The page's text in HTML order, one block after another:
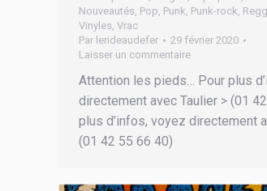
Nouveautés, Pop, Punk, Punk-rock,
Vinyles, Vrac
Par lerideaudefer
29 février 2020
Laisser un commentaire
Attention les pieds… Pour plus
directement avec Taulier > (01
plus d’infos, voyez directement
(01 42 55 66 40)